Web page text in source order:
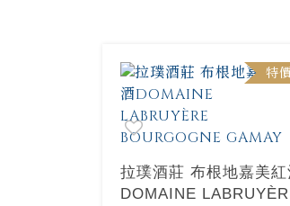
特
拉璞酒莊 布根地嘉美紅
DOMAINE